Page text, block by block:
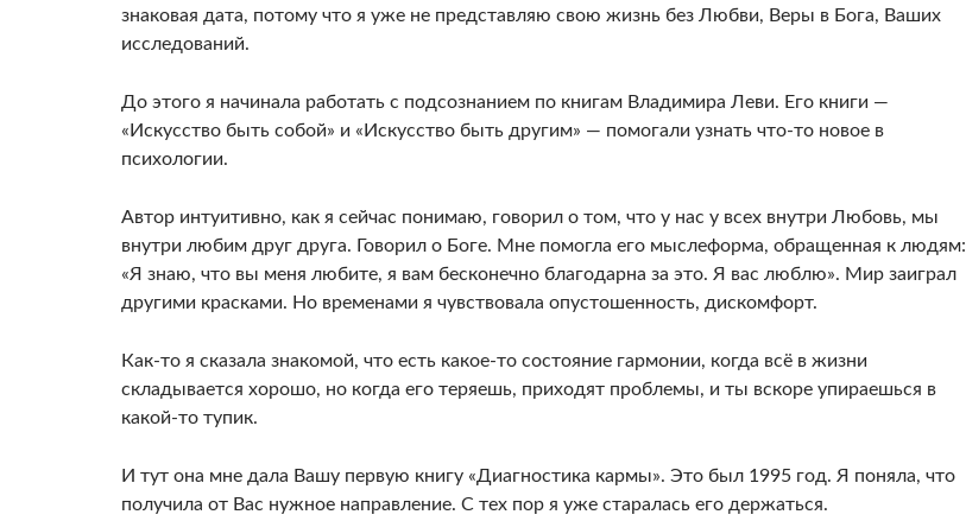
знаковая дата, потому что я уже не представляю свою жизнь без Любви, Веры в Бога, Ваших
исследований.
До этого я начинала работать с подсознанием по книгам Владимира Леви. Его книги —
«Искусство быть собой» и «Искусство быть другим» — помогали узнать что-то новое в
психологии.
Автор интуитивно, как я сейчас понимаю, говорил о том, что у нас у всех внутри Любовь, мы
внутри любим друг друга. Говорил о Боге. Мне помогла его мыслеформа, обращенная к людям:
«Я знаю, что вы меня любите, я вам бесконечно благодарна за это. Я вас люблю». Мир заиграл
другими красками. Но временами я чувствовала опустошенность, дискомфорт.
Как-то я сказала знакомой, что есть какое-то состояние гармонии, когда всё в жизни
складывается хорошо, но когда его теряешь, приходят проблемы, и ты вскоре упираешься в
какой-то тупик.
И тут она мне дала Вашу первую книгу «Диагностика кармы». Это был 1995 год. Я поняла, что
получила от Вас нужное направление. С тех пор я уже старалась его держаться.